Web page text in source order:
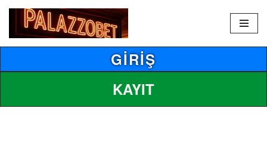
İçeriğe
geç
GİRİŞ
KAYIT